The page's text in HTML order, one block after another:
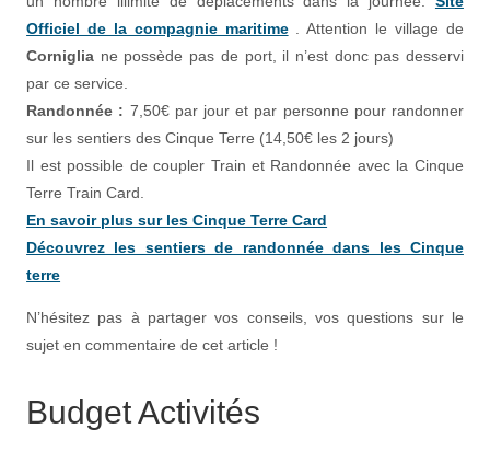
Officiel de la compagnie maritime. Attention le village de
Corniglia ne possède pas de port, il n’est donc pas desservi
par ce service.
Randonnée : 7,50€ par jour et par personne pour randonner
sur les sentiers des Cinque Terre (14,50€ les 2 jours)
Il est possible de coupler Train et Randonnée avec la Cinque
Terre Train Card.
En savoir plus sur les Cinque Terre Card
Découvrez les sentiers de randonnée dans les Cinque
terre
N’hésitez pas à partager vos conseils, vos questions sur le
sujet en commentaire de cet article !
Budget Activités